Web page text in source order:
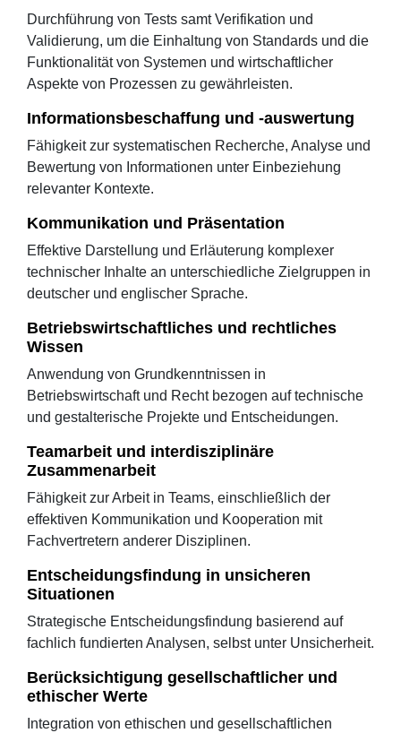
Durchführung von Tests samt Verifikation und
Validierung, um die Einhaltung von Standards und die
Funktionalität von Systemen und wirtschaftlicher
Aspekte von Prozessen zu gewährleisten.
Informationsbeschaffung und -auswertung
Fähigkeit zur systematischen Recherche, Analyse und
Bewertung von Informationen unter Einbeziehung
relevanter Kontexte.
Kommunikation und Präsentation
Effektive Darstellung und Erläuterung komplexer
technischer Inhalte an unterschiedliche Zielgruppen in
deutscher und englischer Sprache.
Betriebswirtschaftliches und rechtliches
Wissen
Anwendung von Grundkenntnissen in
Betriebswirtschaft und Recht bezogen auf technische
und gestalterische Projekte und Entscheidungen.
Teamarbeit und interdisziplinäre
Zusammenarbeit
Fähigkeit zur Arbeit in Teams, einschließlich der
effektiven Kommunikation und Kooperation mit
Fachvertretern anderer Disziplinen.
Entscheidungsfindung in unsicheren
Situationen
Strategische Entscheidungsfindung basierend auf
fachlich fundierten Analysen, selbst unter Unsicherheit.
Berücksichtigung gesellschaftlicher und
ethischer Werte
Integration von ethischen und gesellschaftlichen